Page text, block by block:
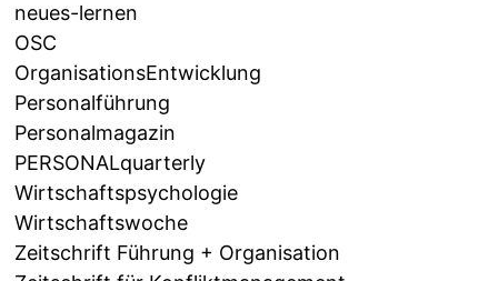
neues-lernen
OSC
OrganisationsEntwicklung
Personalführung
Personalmagazin
PERSONALquarterly
Wirtschaftspsychologie
Wirtschaftswoche
Zeitschrift Führung + Organisation